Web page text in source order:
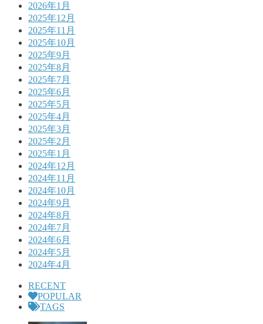
2026年1月
2025年12月
2025年11月
2025年10月
2025年9月
2025年8月
2025年7月
2025年6月
2025年5月
2025年4月
2025年3月
2025年2月
2025年1月
2024年12月
2024年11月
2024年10月
2024年9月
2024年8月
2024年7月
2024年6月
2024年5月
2024年4月
RECENT
POPULAR
TAGS